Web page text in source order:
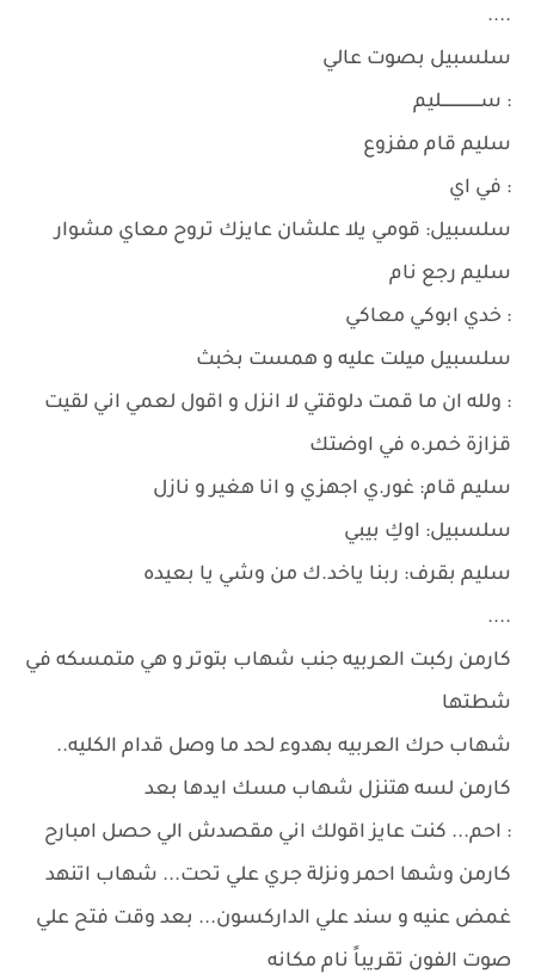
....
سلسبيل بصوت عالي
: ســــــــــــــــليم
سليم قام مفزوع
: في اي
سلسبيل: قومي يلا علشان عايزك تروح معاي مشوار
سليم رجع نام
: خدي ابوكي معاكي
سلسبيل ميلت عليه و همست بخبث
: ولله ان ما قمت دلوقتي لا انزل و اقول لعمي اني لقيت
قزازة خمر.ه في اوضتك
سليم قام: غور.ي اجهزي و انا هغير و نازل
سلسبيل: اوكِ بيبي
سليم بقرف: ربنا ياخد.ك من وشي يا بعيده
....
كارمن ركبت العربيه جنب شهاب بتوتر و هي متمسكه في
شطتها
شهاب حرك العربيه بهدوء لحد ما وصل قدام الكليه..
كارمن لسه هتنزل شهاب مسك ايدها بعد
: احم... كنت عايز اقولك اني مقصدش الي حصل امبارح
كارمن وشها احمر ونزلة جري علي تحت... شهاب اتنهد
غمض عنيه و سند علي الداركسون... بعد وقت فتح علي
صوت الفون تقريباً نام مكانه